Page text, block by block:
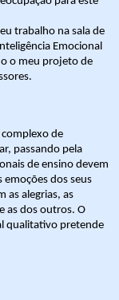
trabalho na sala de
Emocional
o meu projeto de
complexo de
passando pela
de ensino devem
dos seus
as alegrias, as
as dos outros. O
qualitativo pretende